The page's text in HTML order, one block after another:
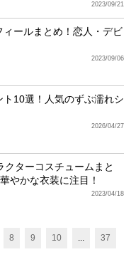
2023/09/21
ールまとめ！恋人・デビ
2023/09/06
10選！人気のずぶ濡れシ
2026/04/27
ターコスチュームまと
やかな衣装に注目！
2023/04/18
8 9 10 ... 37